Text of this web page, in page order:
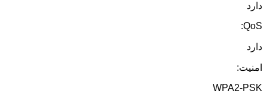
دارد
QoS:
دارد
امنیت:
WPA2-PSK